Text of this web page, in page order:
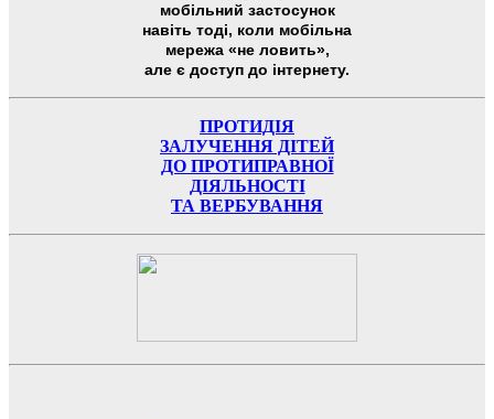
мобільний застосунок
навіть тоді, коли мобільна
мережа «не ловить»,
але є доступ до інтернету.
ПРОТИДІЯ
ЗАЛУЧЕННЯ ДІТЕЙ
ДО ПРОТИПРАВНОЇ
ДІЯЛЬНОСТІ
ТА ВЕРБУВАННЯ